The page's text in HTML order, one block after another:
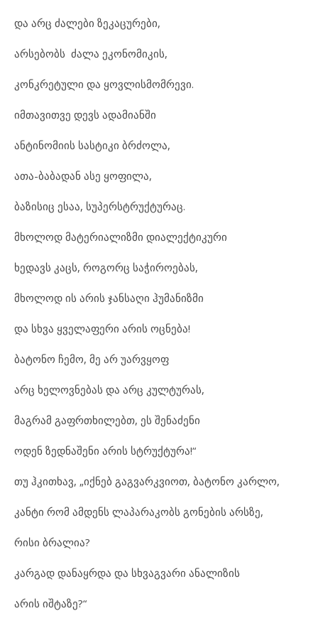
და არც ძალები ზეკაცურები,
არსებობს ძალა ეკონომიკის,
კონკრეტული და ყოვლისმომრევი.
იმთავითვე დევს ადამიანში
ანტინომიის სასტიკი ბრძოლა,
ათა-ბაბადან ასე ყოფილა,
ბაზისიც ესაა, სუპერსტრუქტურაც.
მხოლოდ მატერიალიზმი დიალექტიკური
ხედავს კაცს, როგორც საჭიროებას,
მხოლოდ ის არის ჯანსაღი ჰუმანიზმი
და სხვა ყველაფერი არის ოცნება!
ბატონო ჩემო, მე არ უარვყოფ
არც ხელოვნებას და არც კულტურას,
მაგრამ გაფრთხილებთ, ეს შენაძენი
ოდენ ზედნაშენი არის სტრუქტურა!“
თუ ჰკითხავ, „იქნებ გაგვარკვიოთ, ბატონო კარლო,
კანტი რომ ამდენს ლაპარაკობს გონების არსზე,
რისი ბრალია?
კარგად დანაყრდა და სხვაგვარი ანალიზის
არის იშტაზე?“